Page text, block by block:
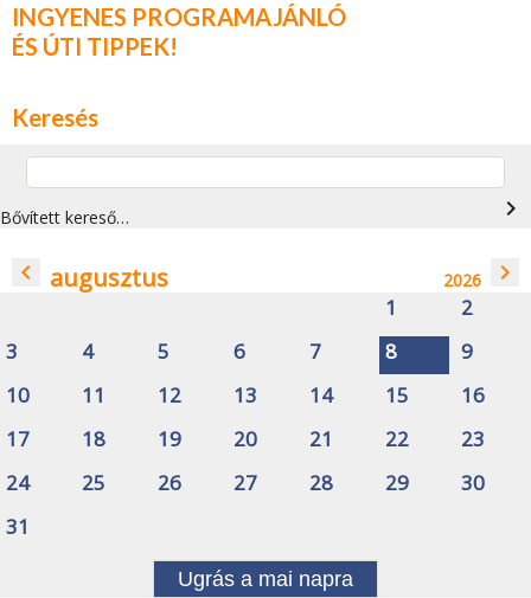
INGYENES PROGRAMAJÁNLÓ
ÉS ÚTI TIPPEK!
Keresés
Bővített kereső… navigate_next
navigate_before augusztus 2026 navigate_next
1
2
3
4 5 6 7 8
9
10
11 12 13 14 15
16
17
18 19 20 21 22
23
24
25 26 27 28 29
30
31
Ugrás a mai napra